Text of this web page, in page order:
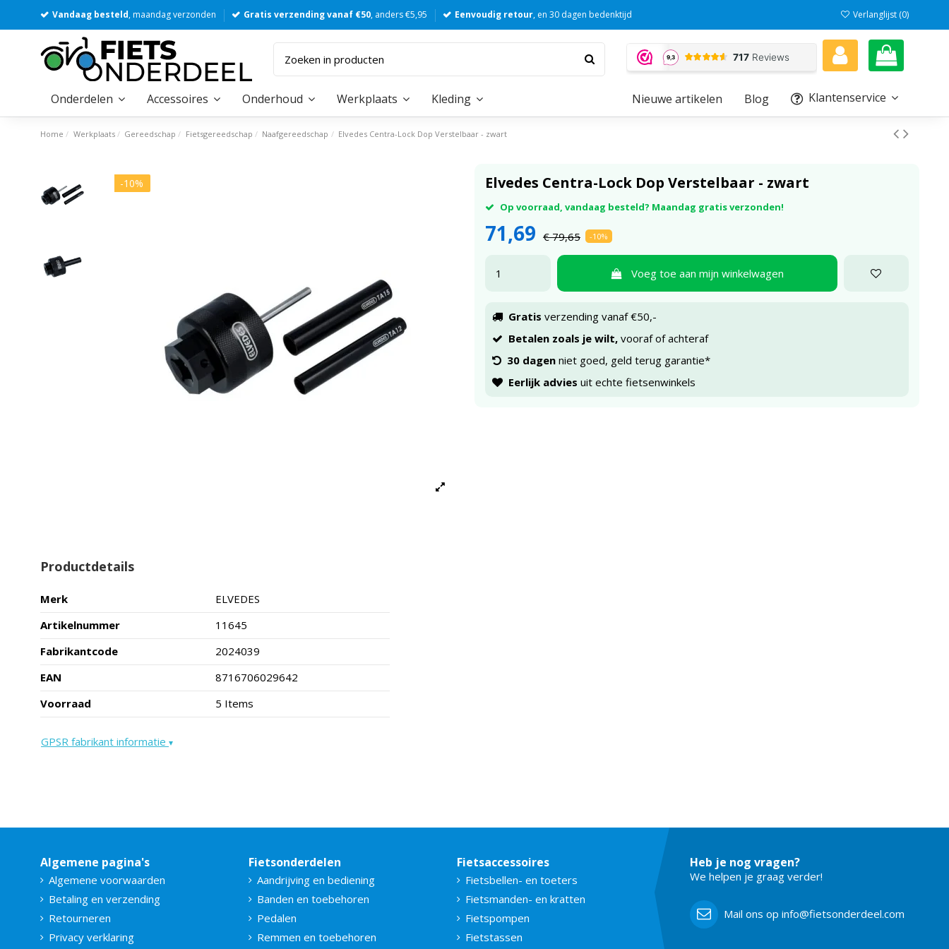
Vandaag besteld, maandag verzonden Gratis verzending vanaf €50, anders €5,95 Eenvoudig retour, en 30 dagen bedenktijd Verlanglijst (0)
Onderdelen Accessoires Onderhoud Werkplaats Kleding Klantenservice
Blog
Nieuwe artikelen
Home Werkplaats Gereedschap Fietsgereedschap Naafgereedschap Elvedes Centra-Lock Dop Verstelbaar - zwart
-10% Elvedes Centra-Lock Dop Verstelbaar - zwart
Op voorraad, vandaag besteld? Maandag gratis verzonden!
71,69 € 79,65 -10%
Voeg toe aan mijn winkelwagen
Gratis verzending vanaf €50,-
Betalen zoals je wilt,vooraf of achteraf
30 dagenniet goed, geld terug garantie*
Eerlijk advies uit echte fietsenwinkels
Productdetails
Merk
ELVEDES
Artikelnummer
11645
Fabrikantcode
2024039
EAN
8716706029642
Voorraad
5 Items
GPSR fabrikant informatie ▾
Algemene pagina's
Algemene voorwaarden
Betaling en verzending
Retourneren
Privacy verklaring
Fietsonderdelen
Aandrijving en bediening
Banden en toebehoren
Pedalen
Remmen en toebehoren
Fietsaccessoires
Fietsbellen- en toeters
Fietsmanden- en kratten
Fietspompen
Fietstassen
Heb je nog vragen?
We helpen je graag verder!
Mail ons op info@fietsonderdeel.com